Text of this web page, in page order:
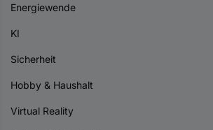
Energiewende
KI
Sicherheit
Hobby & Haushalt
Virtual Reality